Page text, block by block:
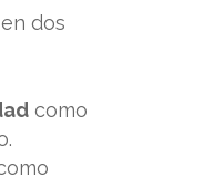
dos
como